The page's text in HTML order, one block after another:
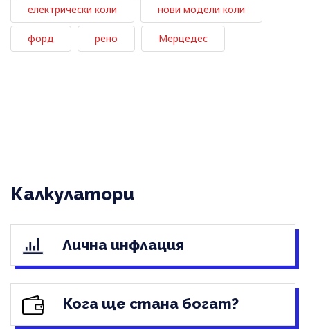
електрически коли нови модели коли
форд рено Мерцедес
Калкулатори
Лична инфлация
Кога ще стана богат?